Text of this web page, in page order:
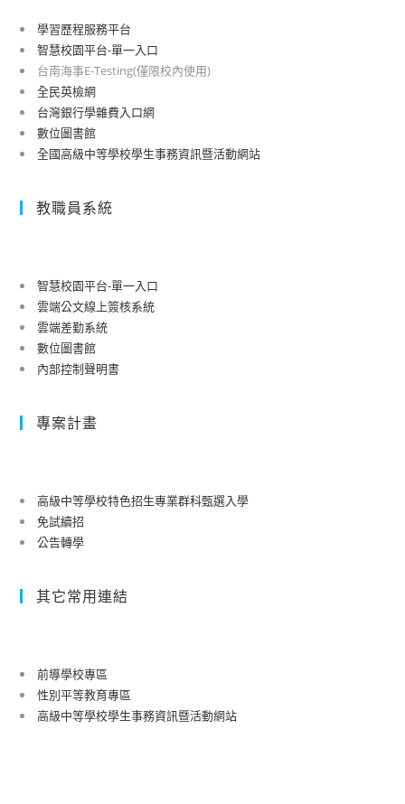
學習歷程服務平台
智慧校園平台-單一入口
台南海事E-Testing(僅限校內使用)
全民英檢網
台灣銀行學雜費入口網
數位圖書館
全國高級中等學校學生事務資訊暨活動網站
教職員系統
智慧校園平台-單一入口
雲端公文線上簽核系統
雲端差勤系統
數位圖書館
內部控制聲明書
專案計畫
高級中等學校特色招生專業群科甄選入學
免試續招
公告轉學
其它常用連結
前導學校專區
性別平等教育專區
高級中等學校學生事務資訊暨活動網站